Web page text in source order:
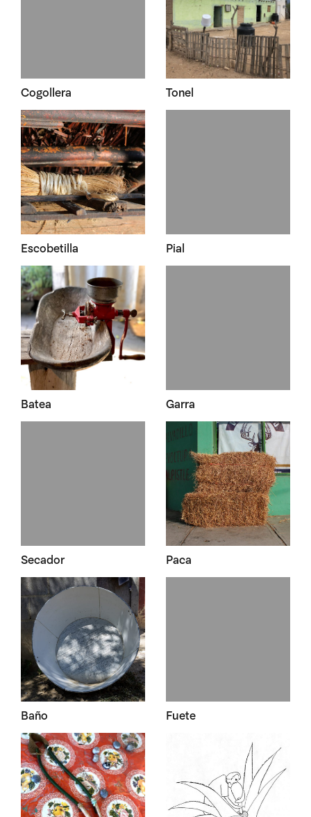
Cogollera Tonel
Escobetilla Pial
Batea Garra
Secador Paca
Baño Fuete